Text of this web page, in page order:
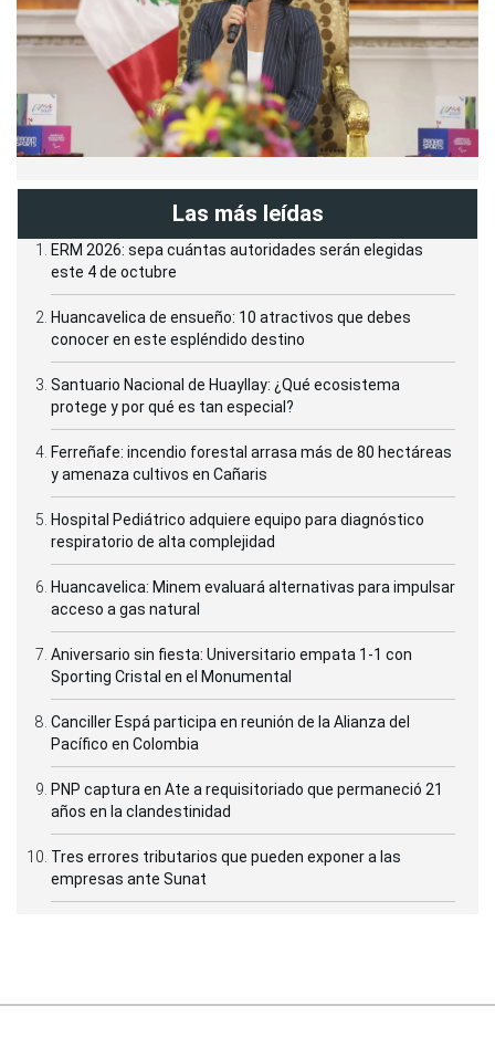
Las más leídas
ERM 2026: sepa cuántas autoridades serán elegidas
este 4 de octubre
Huancavelica de ensueño: 10 atractivos que debes
conocer en este espléndido destino
Santuario Nacional de Huayllay: ¿Qué ecosistema
protege y por qué es tan especial?
Ferreñafe: incendio forestal arrasa más de 80 hectáreas
y amenaza cultivos en Cañaris
Hospital Pediátrico adquiere equipo para diagnóstico
respiratorio de alta complejidad
Huancavelica: Minem evaluará alternativas para impulsar
acceso a gas natural
Aniversario sin fiesta: Universitario empata 1-1 con
Sporting Cristal en el Monumental
Canciller Espá participa en reunión de la Alianza del
Pacífico en Colombia
PNP captura en Ate a requisitoriado que permaneció 21
años en la clandestinidad
Tres errores tributarios que pueden exponer a las
empresas ante Sunat